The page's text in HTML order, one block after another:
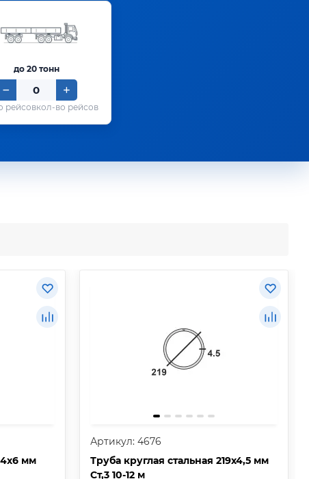
до 20 тонн
кол-во рейсов
мм
Артикул: 4676
Труба круглая стальная 219х4,5 мм
Ст,3 10-12 м